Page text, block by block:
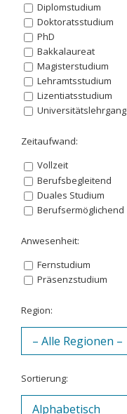
Diplomstudium
Doktoratsstudium
PhD
Bakkalaureat
Magisterstudium
Lehramtsstudium
Lizentiatsstudium
Universitätslehrgang
Zeitaufwand:
Vollzeit
Berufsbegleitend
Duales Studium
Berufsermöglichend
Anwesenheit:
Fernstudium
Präsenzstudium
Region:
Sortierung: